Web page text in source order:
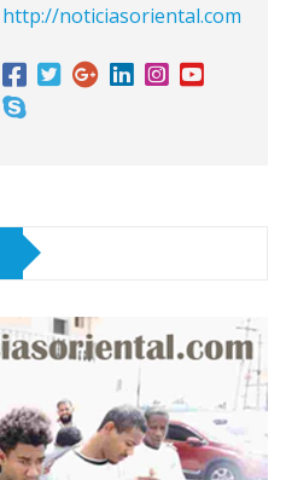
http://noticiasoriental.com